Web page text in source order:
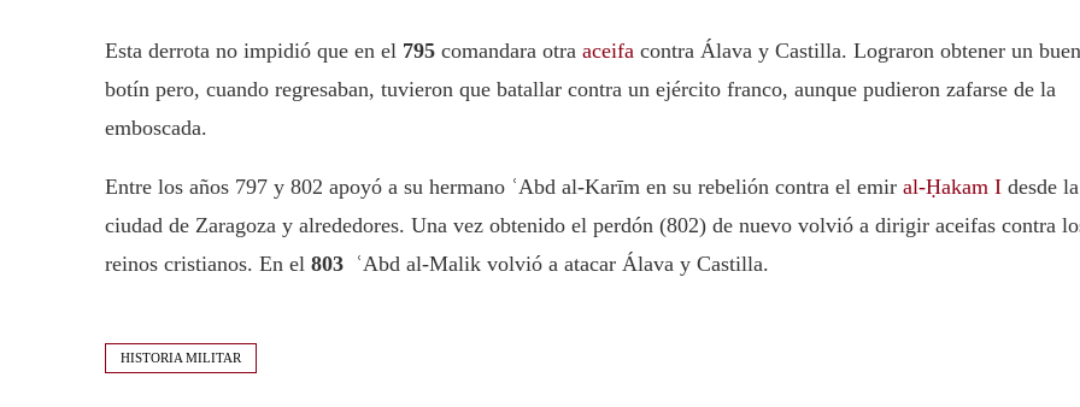
Esta derrota no impidió que en el 795 comandara otra aceifa contra Álava y Castilla. Lograron obtener un buen
botín pero, cuando regresaban, tuvieron que batallar contra un ejército franco, aunque pudieron zafarse de la
emboscada.
Entre los años 797 y 802 apoyó a su hermano ʿAbd al-Karīm en su rebelión contra el emir al-Ḥakam I desde la
ciudad de Zaragoza y alrededores. Una vez obtenido el perdón (802) de nuevo volvió a dirigir aceifas contra
reinos cristianos. En el 803 ʿAbd al-Malik volvió a atacar Álava y Castilla.
HISTORIA MILITAR